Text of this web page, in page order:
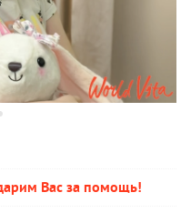
Вас за помощь!